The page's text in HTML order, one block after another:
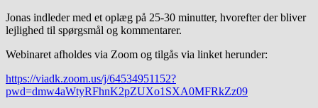
Jonas indleder med et oplæg på 25-30 minutter, hvorefter der bliver
lejlighed til spørgsmål og kommentarer.
Webinaret afholdes via Zoom og tilgås via linket herunder:
https://viadk.zoom.us/j/64534951152?
pwd=dmw4aWtyRFhnK2pZUXo1SXA0MFRkZz09